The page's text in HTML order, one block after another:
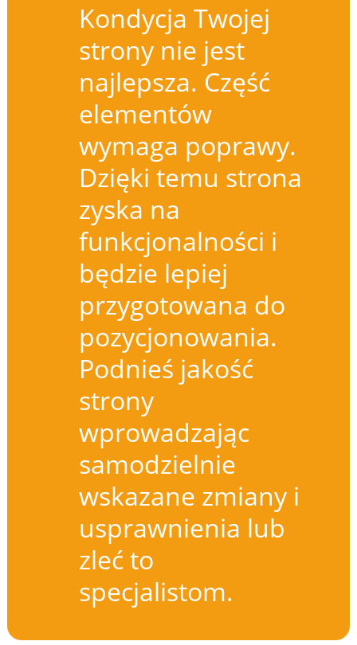
Kondycja Twojej
strony nie jest
najlepsza. Część
elementów
wymaga poprawy.
Dzięki temu strona
zyska na
funkcjonalności i
będzie lepiej
przygotowana do
pozycjonowania.
Podnieś jakość
strony
wprowadzając
samodzielnie
wskazane zmiany i
usprawnienia lub
zleć to
specjalistom.